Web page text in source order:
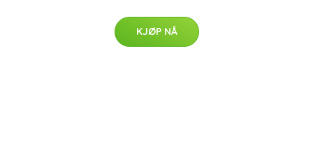
KJØP NÅ